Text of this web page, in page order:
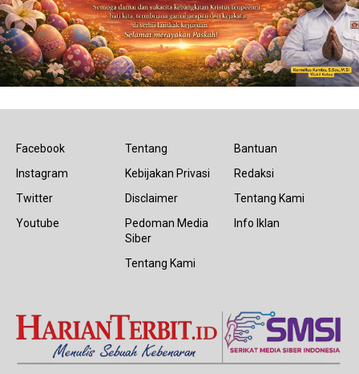
Facebook
Instagram
Twitter
Youtube
Tentang
Kebijakan Privasi
Disclaimer
Pedoman Media
Siber
Tentang Kami
Bantuan
Redaksi
Tentang Kami
Info Iklan